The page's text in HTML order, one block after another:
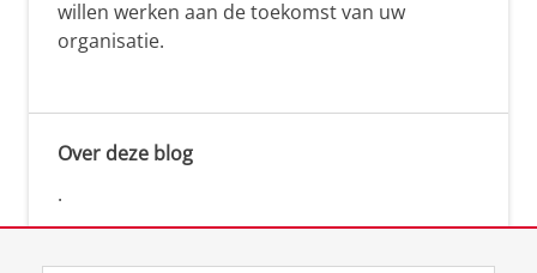
willen werken aan de toekomst van uw
organisatie.
Over deze blog
.